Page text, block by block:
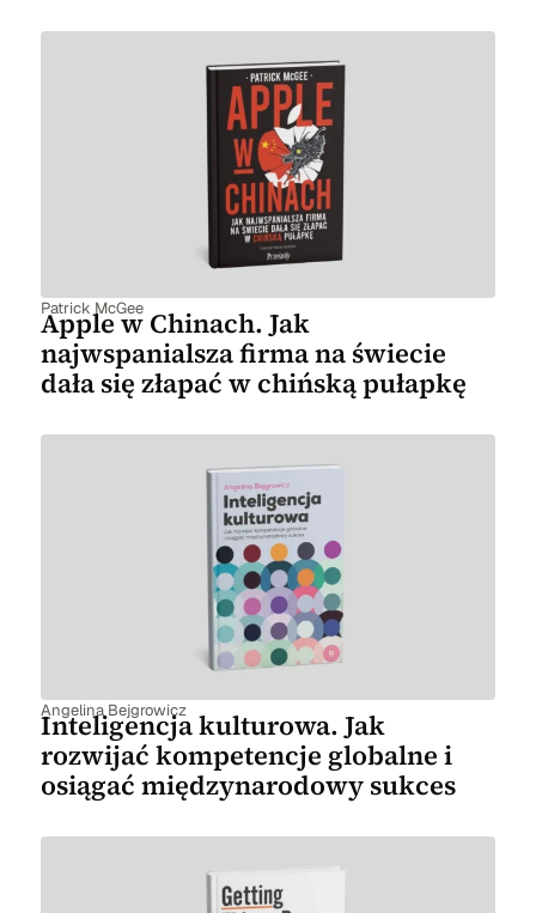
Patrick McGee
Apple w Chinach. Jak
najwspanialsza firma na świecie
dała się złapać w chińską pułapkę
Angelina Bejgrowicz
Inteligencja kulturowa. Jak
rozwijać kompetencje globalne i
osiągać międzynarodowy sukces